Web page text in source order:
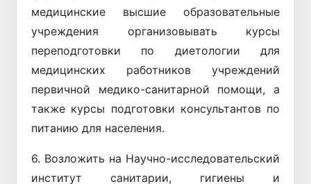
медицинские высшие образовательные
учреждения организовывать курсы
переподготовки по диетологии для
медицинских работников учреждений
первичной медико-санитарной помощи, а
также курсы подготовки консультантов по
питанию для населения.
6. Возложить на Научно-исследовательский
институт санитарии, гигиены и